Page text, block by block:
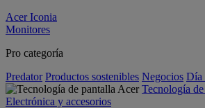
Acer Iconia
Monitores
Pro categoría
Predator Productos sostenibles Negocios Día
Tecnología
Electrónica y accesorios